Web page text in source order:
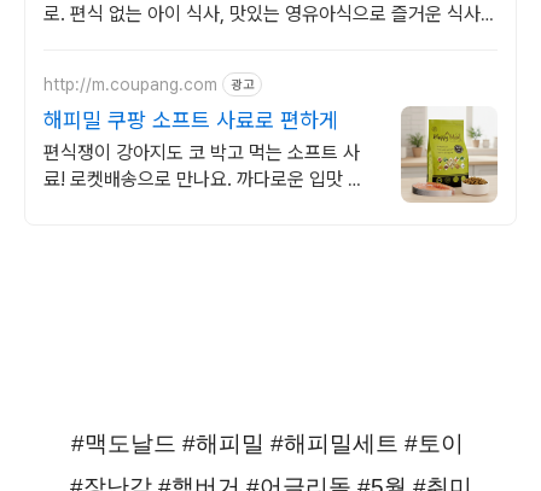
로. 편식 없는 아이 식사, 맛있는 영유아식으로 즐거운 식사
http://m.coupang.com 광고
해피밀 쿠팡 소프트 사료로 편하게
편식쟁이 강아지도 코 박고 먹는 소프트 사
료! 로켓배송으로 만나요. 까다로운 입맛 저
#맥도날드 #해피밀 #해피밀세트 #토이